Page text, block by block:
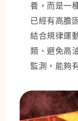
養，而是一
已經有高膽
結合規律運
類、避免高
監測，能夠